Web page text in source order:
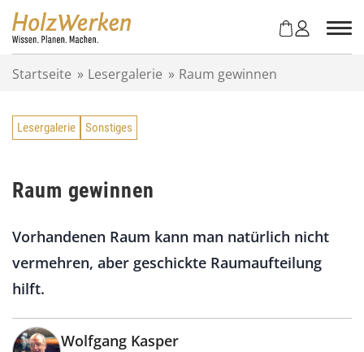
Startseite » Lesergalerie » Raum gewinnen
Lesergalerie Sonstiges
Raum gewinnen
Vorhandenen Raum kann man natürlich nicht
vermehren, aber geschickte Raumaufteilung
hilft.
Wolfgang Kasper